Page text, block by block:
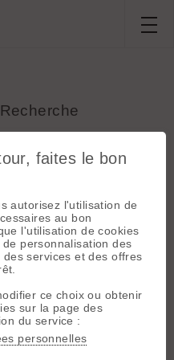
en ligne sur le ski de
à 08:22)
sur ST mais la
induit,m'a fat arrêter. Je
pas aller. Je pense qu'il
très autonome qu...
crampons(Dawa le
Salomon MTN Summit
faites le bon
autorisez l'utilisation de
au bon
l'utilisation de cookies
personnalisation des
services et des offres
ce choix ou obtenir
sur la page des
du service :
personnelles